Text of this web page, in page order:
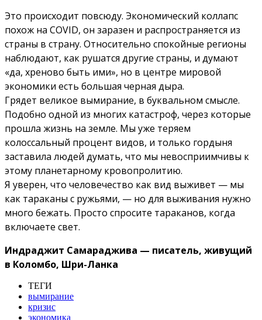
Это происходит повсюду. Экономический коллапс
похож на COVID, он заразен и распространяется из
страны в страну. Относительно спокойные регионы
наблюдают, как рушатся другие страны, и думают
«да, хреново быть ими», но в центре мировой
экономики есть большая черная дыра.
Грядет великое вымирание, в буквальном смысле.
Подобно одной из многих катастроф, через которые
прошла жизнь на земле. Мы уже теряем
колоссальный процент видов, и только гордыня
заставила людей думать, что мы невосприимчивы к
этому планетарному кровопролитию.
Я уверен, что человечество как вид выживет — мы
как тараканы с ружьями, — но для выживания нужно
много бежать. Просто спросите тараканов, когда
включаете свет.
Индраджит Самараджива — писатель, живущий
в Коломбо, Шри-Ланка
ТЕГИ
вымирание
кризис
экономика